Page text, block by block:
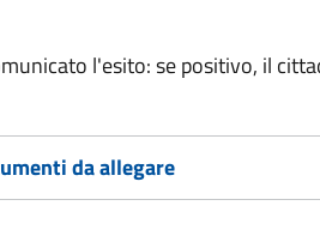
l'esito: se positivo, il
da allegare